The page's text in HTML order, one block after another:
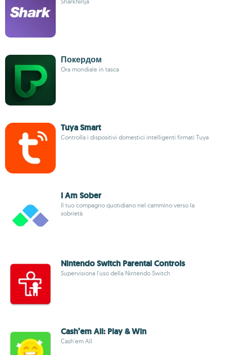
Покердом
Ora mondiale in tasca
Tuya Smart
Controlla i dispositivi domestici intelligenti firmati Tuya
I Am Sober
Il tuo compagno quotidiano nel cammino verso la
sobrietà
Nintendo Switch Parental Controls
Supervisiona l'uso della Nintendo Switch
Cash’em All: Play & Win
Cash'em All